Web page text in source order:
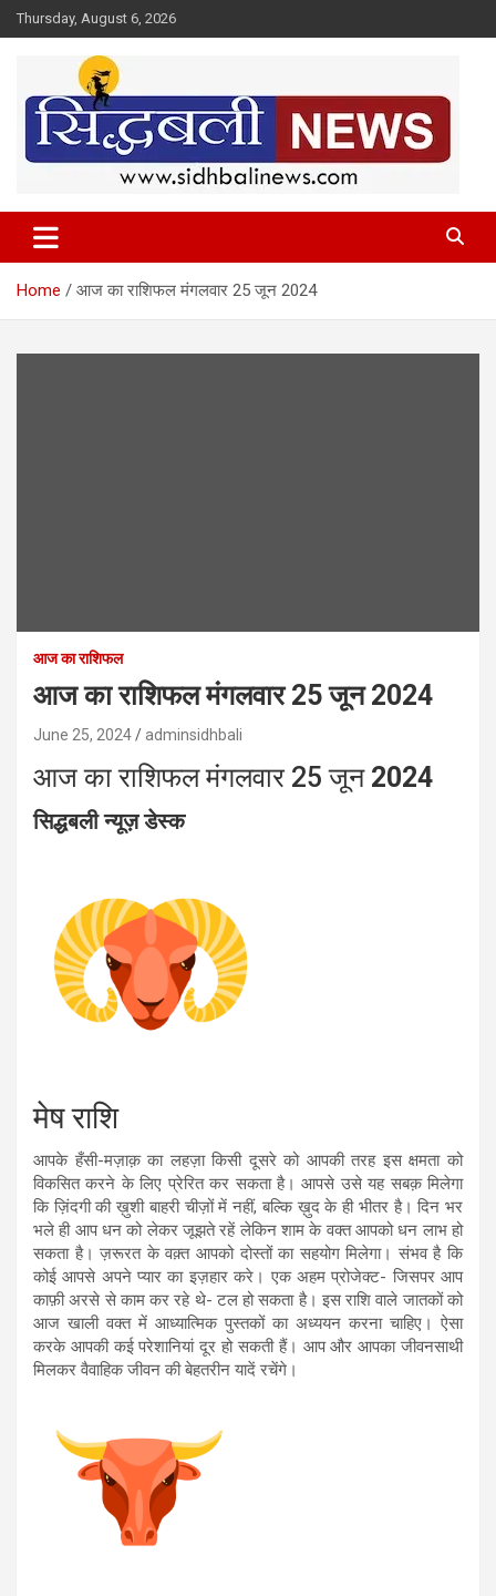
Skip
to
Thursday, August 6, 2026
Sidhbali News
Home आज का राशिफल मंगलवार 25 जून 2024
आज का राशिफल
आज का राशिफल मंगलवार 25 जून 2024
June 25, 2024 adminsidhbali
आज का राशिफल मंगलवार 25 जून 2024
सिद्धबली न्यूज़ डेस्क
मेष राशि
आपके हँसी-मज़ाक़ का लहज़ा किसी दूसरे को आपकी तरह इस क्षमता को
विकसित करने के लिए प्रेरित कर सकता है। आपसे उसे यह सबक़ मिलेगा
कि ज़िंदगी की ख़ुशी बाहरी चीज़ों में नहीं, बल्कि ख़ुद के ही भीतर है। दिन भर
भले ही आप धन को लेकर जूझते रहें लेकिन शाम के वक्त आपको धन लाभ हो
सकता है। ज़रूरत के वक़्त आपको दोस्तों का सहयोग मिलेगा। संभव है कि
कोई आपसे अपने प्यार का इज़हार करे। एक अहम प्रोजेक्ट- जिसपर आप
काफ़ी अरसे से काम कर रहे थे- टल हो सकता है। इस राशि वाले जातकों को
आज खाली वक्त में आध्यात्मिक पुस्तकों का अध्ययन करना चाहिए। ऐसा
करके आपकी कई परेशानियां दूर हो सकती हैं। आप और आपका जीवनसाथी
मिलकर वैवाहिक जीवन की बेहतरीन यादें रचेंगे।